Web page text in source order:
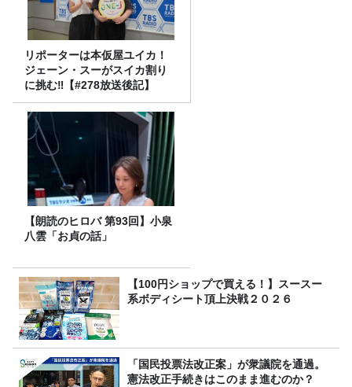
リポーターは本仮屋ユイカ！
ジェーン・スーがスイカ割り
に挑む‼【#278放送後記】
【朗読のヒロバ 第93回】小泉
八雲「お貞の話」
【100円ショップで買える！】スースー
系ボディシート頂上決戦２０２６
「国民投票法改正案」が衆議院を通過。
憲法改正手続きはこのまま進むのか？